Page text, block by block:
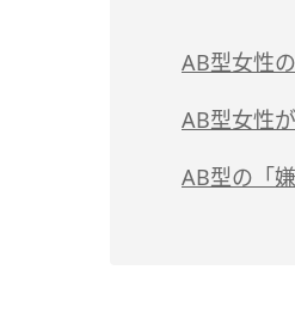
AB型女性
（1）目
（2）ボ
AB型女性
（1）空
AB型の「